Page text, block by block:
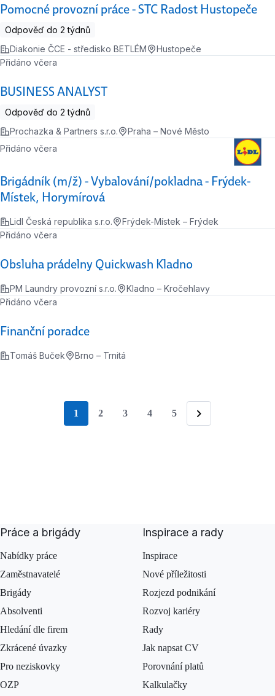
Pomocné provozní práce - STC Radost Hustopeče
Odpověď do 2 týdnů
Diakonie ČCE - středisko BETLÉM
Hustopeče
BUSINESS ANALYST
Přidáno včera
Odpověď do 2 týdnů
Prochazka & Partners s.r.o.
Praha – Nové Město
Brigádník (m/ž) - Vybalování/pokladna - Frýdek-
Místek, Horymírová
Přidáno včera
Lidl Česká republika s.r.o. Frýdek-Místek – Frýdek
Obsluha prádelny Quickwash Kladno
Přidáno včera
PM Laundry provozní s.r.o. Kladno – Kročehlavy
Finanční poradce
Přidáno včera
Tomáš Buček Brno – Trnitá
stránka
1 2 3 4 5
Následující
Práce a brigády
Nabídky práce
Zaměstnavatelé
Brigády
Absolventi
Hledání dle firem
Zkrácené úvazky
Pro neziskovky
OZP
Inspirace a rady
Inspirace
Nové příležitosti
Rozjezd podnikání
Rozvoj kariéry
Rady
Jak napsat CV
Porovnání platů
Kalkulačky